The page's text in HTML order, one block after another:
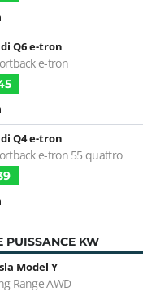
Q6 e-tron
e-tron
Q4 e-tron
e-tron 55 quattro
PUISSANCE KW
Model Y
Range AWD